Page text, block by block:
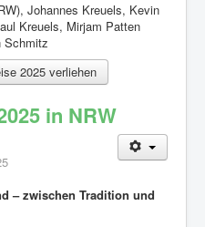
Johannes Kreuels, Kevin
Kreuels, Mirjam Patten
2025 verliehen
in NRW
– zwischen Tradition und